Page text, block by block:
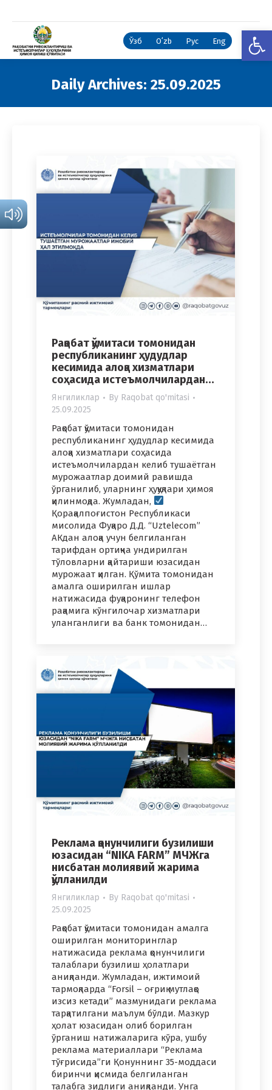
Ўзб Oʻzb Рус Eng
Daily Archives: 25.09.2025
Рақобат қўмитаси томонидан
республиканинг ҳудудлар
кесимида алоқа хизматлари
соҳасида истеъмолчилардан…
Янгиликлар By Raqobat qo'mitasi
25.09.2025
Рақобат қўмитаси томонидан
республиканинг ҳудудлар кесимида
алоқа хизматлари соҳасида
истеъмолчилардан келиб тушаётган
мурожаатлар доимий равишда
ўрганилиб, уларнинг ҳуқуқлари ҳимоя
қилинмоқда. Жумладан,
Қорақалпоғистон Республикаси
мисолида Фуқаро Д.Д. “Uztelecom”
АКдан алоқа учун белгиланган
тарифдан ортиқча ундирилган
тўловларни қайтариши юзасидан
мурожаат қилган. Қўмита томонидан
амалга оширилган ишлар
натижасида фуқаронинг телефон
рақамига кўнгилочар хизматлари
уланганлиги ва банк томонидан…
Реклама қонунчилиги бузилиши
юзасидан “NIKA FARM” МЧЖга
нисбатан молиявий жарима
қўлланилди
Янгиликлар By Raqobat qo'mitasi
25.09.2025
Рақобат қўмитаси томонидан амалга
оширилган мониторинглар
натижасида реклама қонунчилиги
талаблари бузилиш ҳолатлари
аниқланди. Жумладан, ижтимоий
тармоқларда “Forsil – оғриқ мутлақо
изсиз кетади” мазмунидаги реклама
тарқатилгани маълум бўлди. Мазкур
ҳолат юзасидан олиб борилган
ўрганиш натижаларига кўра, ушбу
реклама материаллари “Реклама
тўғрисида”ги Қонуннинг 35-моддаси
биринчи қисмида белгиланган
талабга зидлиги аниқланди. Унга